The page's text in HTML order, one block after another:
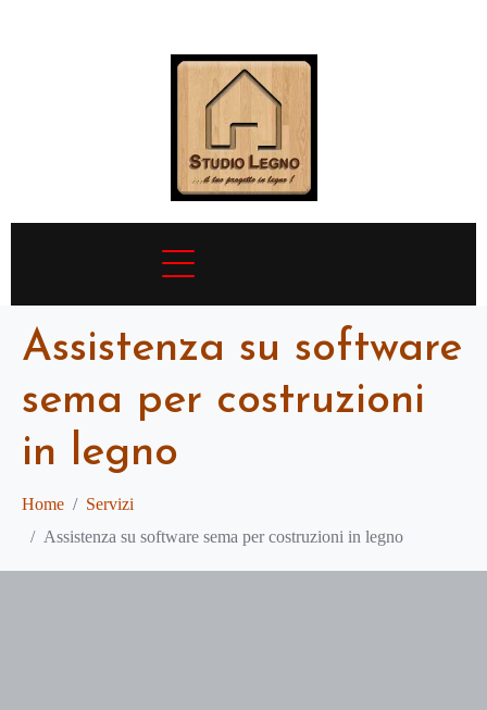
Assistenza su software
sema per costruzioni
in legno
Home
Servizi
Assistenza su software sema per costruzioni in legno